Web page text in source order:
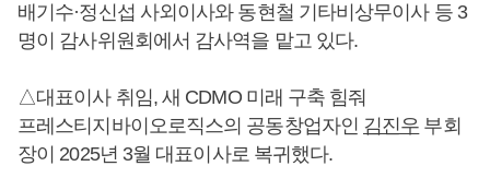
배기수·정신섭 사외이사와 동현철 기타비상무이사 등 3
명이 감사위원회에서 감사역을 맡고 있다.
△대표이사 취임, 새 CDMO 미래 구축 힘줘
프레스티지바이오로직스의 공동창업자인 김진우 부회
장이 2025년 3월 대표이사로 복귀했다.